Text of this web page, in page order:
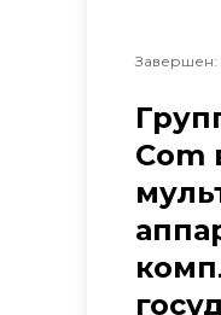
Завершен:
Com